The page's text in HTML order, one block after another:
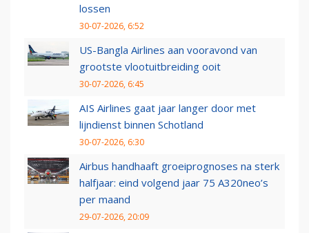
lossen
30-07-2026, 6:52
US-Bangla Airlines aan vooravond van
grootste vlootuitbreiding ooit
30-07-2026, 6:45
AIS Airlines gaat jaar langer door met
lijndienst binnen Schotland
30-07-2026, 6:30
Airbus handhaaft groeiprognoses na sterk
halfjaar: eind volgend jaar 75 A320neo’s
per maand
29-07-2026, 20:09